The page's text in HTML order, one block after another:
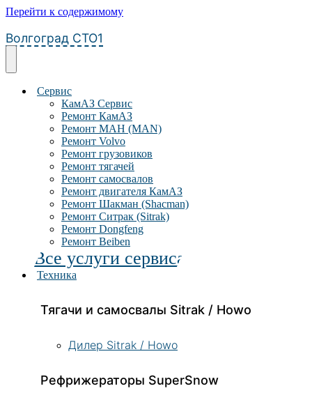
Перейти к содержимому
Волгоград СТО1
Сервис
КамАЗ Сервис
Ремонт КамАЗ
Ремонт МАН (MAN)
Ремонт Volvo
Ремонт грузовиков
Ремонт тягачей
Ремонт самосвалов
Ремонт двигателя КамАЗ
Ремонт Шакман (Shacman)
Ремонт Ситрак (Sitrak)
Ремонт Dongfeng
Ремонт Beiben
Все услуги сервиса
Техника
Тягачи и самосвалы Sitrak / Howo
Дилер Sitrak / Howo
Рефрижераторы SuperSnow